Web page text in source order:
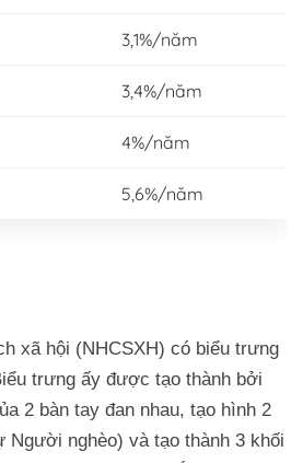
3,1%/năm
3,4%/năm
4%/năm
5,6%/năm
xã hội (NHCSXH) có biểu trưng
trưng ấy được tạo thành bởi
2 bàn tay đan nhau, tạo hình 2
nghèo) và tạo thành 3 khối